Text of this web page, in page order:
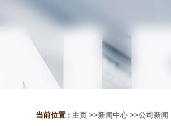
当前位置 : 主页 >>新闻中心 >>公司新闻